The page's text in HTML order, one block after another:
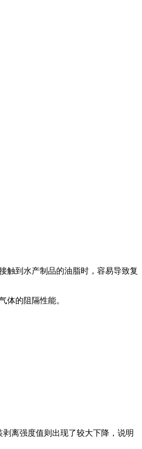
触到水产制品的油脂时，容易导致复
的阻隔性能。
离强度值则出现了较大下降，说明